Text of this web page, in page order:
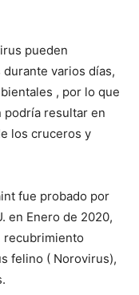
pueden
varios días,
, por lo que
resultar en
los cruceros y
fue probado por
en Enero de 2020,
recubrimiento
felino ( Norovirus),